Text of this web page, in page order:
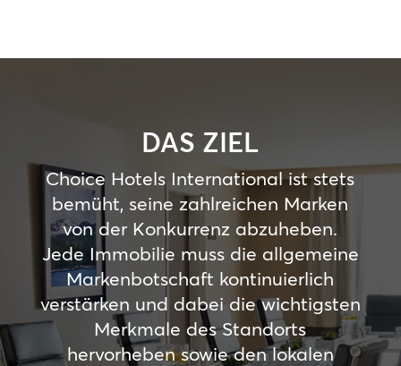
DAS ZIEL
Choice Hotels International ist stets
bemüht, seine zahlreichen Marken
von der Konkurrenz abzuheben.
Jede Immobilie muss die allgemeine
Markenbotschaft kontinuierlich
verstärken und dabei die wichtigsten
Merkmale des Standorts
hervorheben sowie den lokalen